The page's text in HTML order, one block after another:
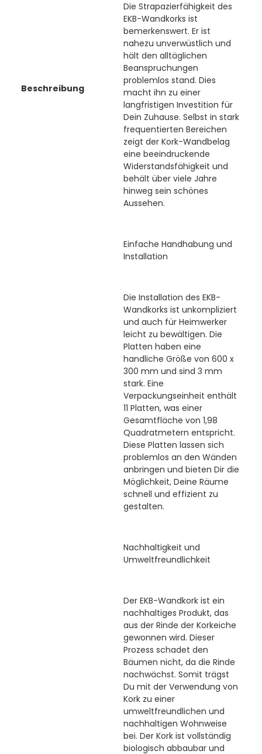
Beschreibung
Die Strapazierfähigkeit des
EKB-Wandkorks ist
bemerkenswert. Er ist
nahezu unverwüstlich und
hält den alltäglichen
Beanspruchungen
problemlos stand. Dies
macht ihn zu einer
langfristigen Investition für
Dein Zuhause. Selbst in stark
frequentierten Bereichen
zeigt der Kork-Wandbelag
eine beeindruckende
Widerstandsfähigkeit und
behält über viele Jahre
hinweg sein schönes
Aussehen.
Einfache Handhabung und
Installation
Die Installation des EKB-
Wandkorks ist unkompliziert
und auch für Heimwerker
leicht zu bewältigen. Die
Platten haben eine
handliche Größe von 600 x
300 mm und sind 3 mm
stark. Eine
Verpackungseinheit enthält
11 Platten, was einer
Gesamtfläche von 1,98
Quadratmetern entspricht.
Diese Platten lassen sich
problemlos an den Wänden
anbringen und bieten Dir die
Möglichkeit, Deine Räume
schnell und effizient zu
gestalten.
Nachhaltigkeit und
Umweltfreundlichkeit
Der EKB-Wandkork ist ein
nachhaltiges Produkt, das
aus der Rinde der Korkeiche
gewonnen wird. Dieser
Prozess schadet den
Bäumen nicht, da die Rinde
nachwächst. Somit trägst
Du mit der Verwendung von
Kork zu einer
umweltfreundlichen und
nachhaltigen Wohnweise
bei. Der Kork ist vollständig
biologisch abbaubar und